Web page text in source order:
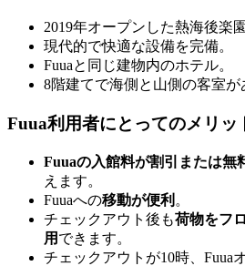
2019年オープンした熱海後楽
現代的で快適な設備を完備。
Fuuaと同じ建物内のホテル。
8階建てで海側と山側の客室が
Fuua利用者にとってのメリッ
Fuuaの入館料が割引または無
えます。
Fuuaへの移動が便利 。
チェックアウト後も荷物をフ
用 できます。
チェックアウトが10時、Fuua